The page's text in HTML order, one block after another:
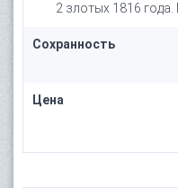
2 злотых 1816 года.
Сохранность
Цена